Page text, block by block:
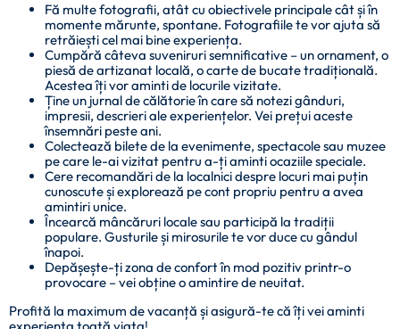
Fă multe fotografii, atât cu obiectivele principale cât și în
momente mărunte, spontane. Fotografiile te vor ajuta să
retrăiești cel mai bine experiența.
Cumpără câteva suveniruri semnificative – un ornament, o
piesă de artizanat locală, o carte de bucate tradițională.
Acestea îți vor aminti de locurile vizitate.
Ține un jurnal de călătorie în care să notezi gânduri,
impresii, descrieri ale experiențelor. Vei prețui aceste
însemnări peste ani.
Colectează bilete de la evenimente, spectacole sau muzee
pe care le-ai vizitat pentru a-ți aminti ocaziile speciale.
Cere recomandări de la localnici despre locuri mai puțin
cunoscute și explorează pe cont propriu pentru a avea
amintiri unice.
Încearcă mâncăruri locale sau participă la tradiții
populare. Gusturile și mirosurile te vor duce cu gândul
înapoi.
Depășește-ți zona de confort în mod pozitiv printr-o
provocare – vei obține o amintire de neuitat.
Profită la maximum de vacanță și asigură-te că îți vei aminti